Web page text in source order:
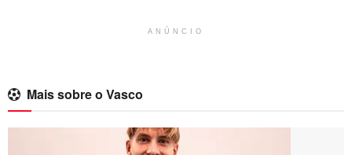
ANÚNCIO
Mais sobre o Vasco